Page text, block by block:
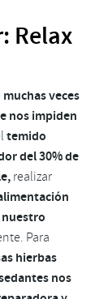
Relax
veces
nos impiden
temido
del 30% de
realizar
Para
hierbas
nos